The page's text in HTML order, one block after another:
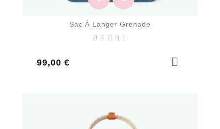
Sac À Langer Grenade
99,00 €
Prix